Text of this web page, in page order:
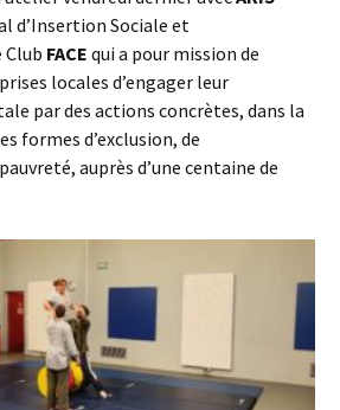
d’Insertion Sociale et
FACE qui a pour mission de
locales d’engager leur
par des actions concrètes, dans la
formes d’exclusion, de
auprès d’une centaine de